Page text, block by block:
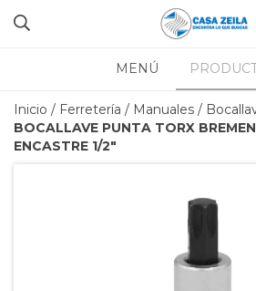
MENÚ
Inicio / Ferretería / Manuales /
BOCALLAVE PUNTA TORX
ENCASTRE 1/2"